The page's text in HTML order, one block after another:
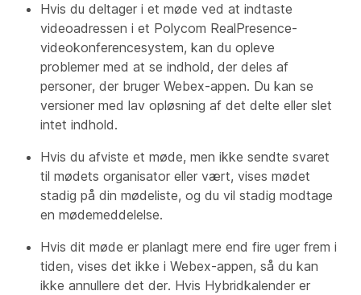
Hvis du deltager i et møde ved at indtaste
videoadressen i et Polycom RealPresence-
videokonferencesystem, kan du opleve
problemer med at se indhold, der deles af
personer, der bruger Webex-appen. Du kan se
versioner med lav opløsning af det delte eller slet
intet indhold.
Hvis du afviste et møde, men ikke sendte svaret
til mødets organisator eller vært, vises mødet
stadig på din mødeliste, og du vil stadig modtage
en mødemeddelelse.
Hvis dit møde er planlagt mere end fire uger frem i
tiden, vises det ikke i Webex-appen, så du kan
ikke annullere det der. Hvis Hybridkalender er